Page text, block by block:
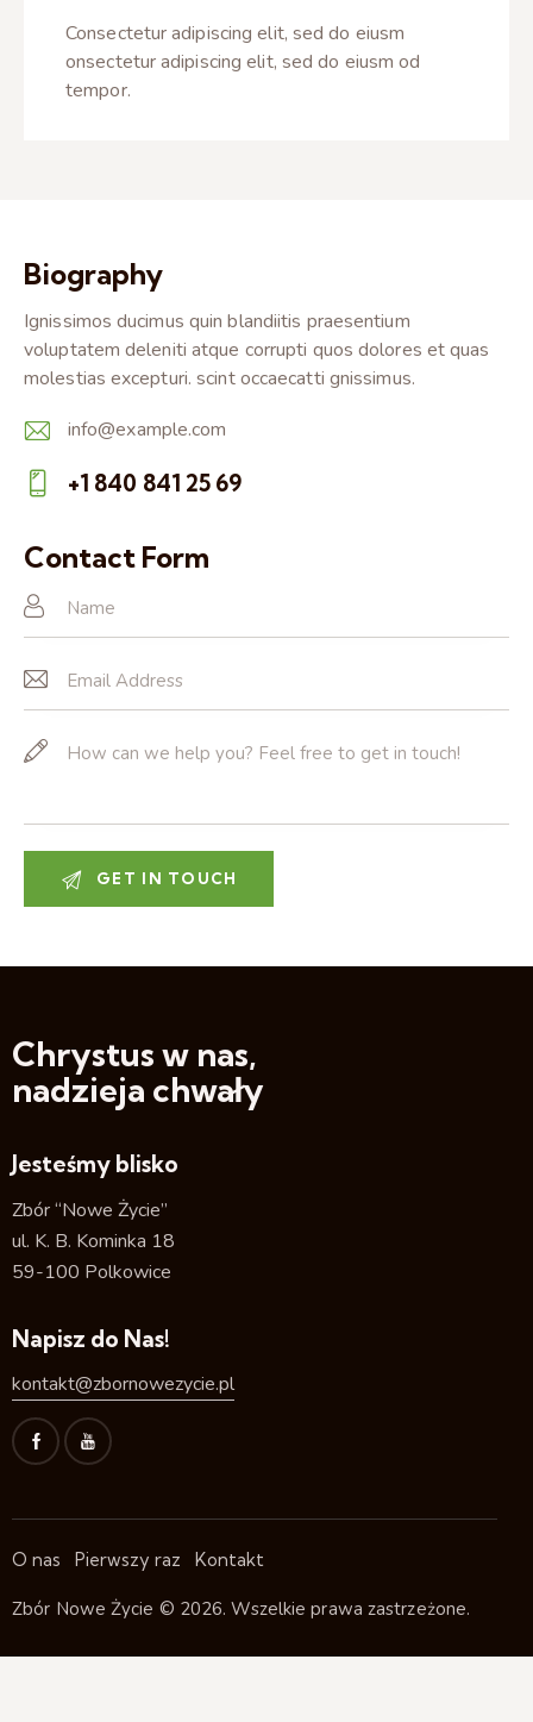
Consectetur adipiscing elit, sed do eiusm
onsectetur adipiscing elit, sed do eiusm od
tempor.
Biography
Ignissimos ducimus quin blandiitis praesentium
voluptatem deleniti atque corrupti quos dolores et quas
molestias excepturi. scint occaecatti gnissimus.
E-
m
info@example.com
on
e:
+1 840 841 25 69
Contact Form
Chrystus w nas,
nadzieja chwały
Jesteśmy blisko
Zbór “Nowe Życie”
ul. K. B. Kominka 18
59-100 Polkowice
Napisz do Nas!
kontakt@zbornowezycie.pl
O nas Pierwszy raz Kontakt
Zbór Nowe Życie © 2026. Wszelkie prawa zastrzeżone.